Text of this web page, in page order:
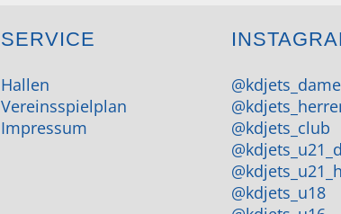
SERVICE
Hallen
Vereinsspielplan
Impressum
@kdjets_club
@kdjets_u18